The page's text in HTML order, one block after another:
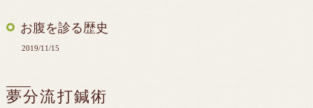
お腹を診る歴史
2019/11/15
夢分流打鍼術